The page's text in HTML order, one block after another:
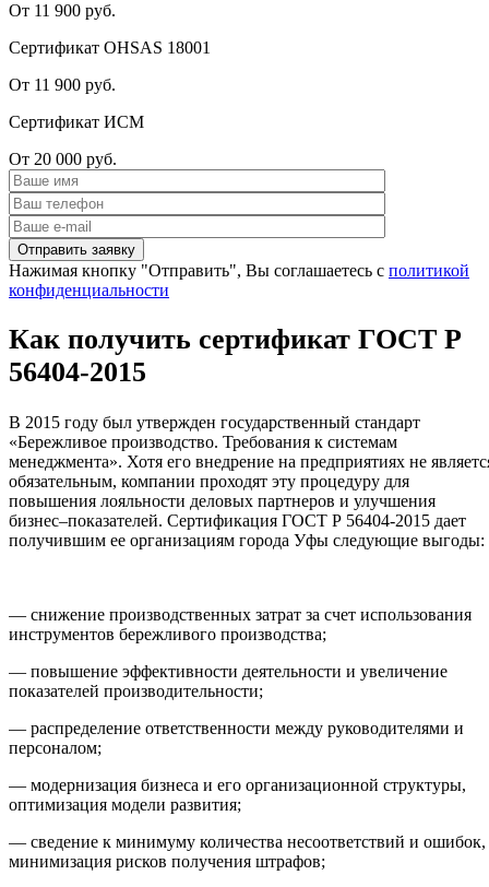
От 11 900 руб.
Сертификат OHSAS 18001
От 11 900 руб.
Сертификат ИСМ
От 20 000 руб.
Нажимая кнопку "Отправить", Вы соглашаетесь с политикой
конфиденциальности
Как получить сертификат ГОСТ Р
56404-2015
В 2015 году был утвержден государственный стандарт
«Бережливое производство. Требования к системам
менеджмента». Хотя его внедрение на предприятиях не
обязательным, компании проходят эту процедуру для
повышения лояльности деловых партнеров и улучшения
бизнес–показателей. Сертификация ГОСТ Р 56404-2015 дает
получившим ее организациям города Уфы следующие выгоды:
— снижение производственных затрат за счет использования
инструментов бережливого производства;
— повышение эффективности деятельности и увеличение
показателей производительности;
— распределение ответственности между руководителями и
персоналом;
— модернизация бизнеса и его организационной структуры,
оптимизация модели развития;
— сведение к минимуму количества несоответствий и ошибок,
минимизация рисков получения штрафов;